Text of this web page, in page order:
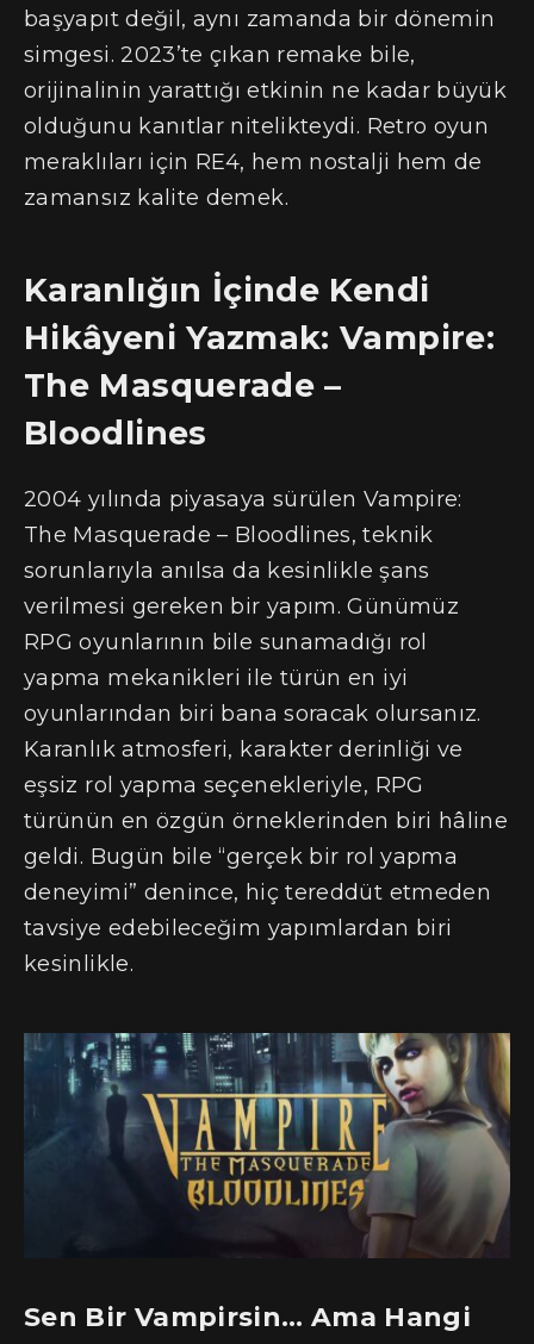
başyapıt değil, aynı zamanda bir dönemin
simgesi. 2023’te çıkan remake bile,
orijinalinin yarattığı etkinin ne kadar büyük
olduğunu kanıtlar nitelikteydi. Retro oyun
meraklıları için RE4, hem nostalji hem de
zamansız kalite demek.
Karanlığın İçinde Kendi
Hikâyeni Yazmak: Vampire:
The Masquerade –
Bloodlines
2004 yılında piyasaya sürülen Vampire:
The Masquerade – Bloodlines, teknik
sorunlarıyla anılsa da kesinlikle şans
verilmesi gereken bir yapım. Günümüz
RPG oyunlarının bile sunamadığı rol
yapma mekanikleri ile türün en iyi
oyunlarından biri bana soracak olursanız.
Karanlık atmosferi, karakter derinliği ve
eşsiz rol yapma seçenekleriyle, RPG
türünün en özgün örneklerinden biri hâline
geldi. Bugün bile “gerçek bir rol yapma
deneyimi” denince, hiç tereddüt etmeden
tavsiye edebileceğim yapımlardan biri
kesinlikle.
Sen Bir Vampirsin… Ama Hangi